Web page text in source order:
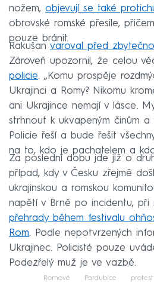
nožem, objevují se také
obrovské romské přesile,
pouze bránit.
Rakušan varoval před
Zároveň upozornil, že celou
policie. „Komu prospěje
Ukrajinci a Romy? Nikomu
ani Ukrajince nemají v lásce.
strhnout k ukvapeným činům a
Policie řeší a bude řešit
na to, kdo je pachatelem a
Za poslední dobu jde již o
případ, kdy v Česku zřejmě
ukrajinskou a romskou
napětí v Brně po incidentu, při
přehrady během festivalu
Rom. Podle nepotvrzených
Ukrajinec. Policisté pouze
Podezřelý muž je ve vazbě.
Romové Pardubice protest